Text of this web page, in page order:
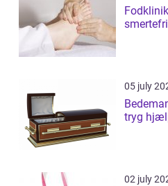
05 july
Bedemand
tryg
02 july